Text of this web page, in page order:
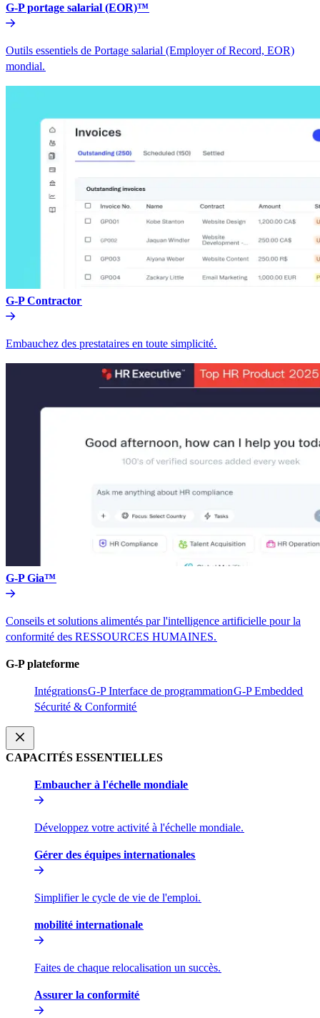
G-P portage salarial (EOR)™​​
Outils essentiels de Portage salarial (Employer of Record, EOR)
mondial.​​
G-P Contractor​​
Embauchez des prestataires en toute simplicité.​​
G-P Gia™​​
Conseils et solutions alimentés par l'intelligence artificielle pour la
conformité des RESSOURCES HUMAINES.​​
G-P plateforme​​
Intégrations​​G-P Interface de programmation​​G-P Embedded​​
Sécurité & Conformité​​
CAPACITÉS ESSENTIELLES​​
Embaucher à l'échelle mondiale​​
Développez votre activité à l'échelle mondiale.​​
Gérer des équipes internationales​​
Simplifier le cycle de vie de l'emploi.​​
mobilité internationale​​
Faites de chaque relocalisation un succès.​​
Assurer la conformité​​